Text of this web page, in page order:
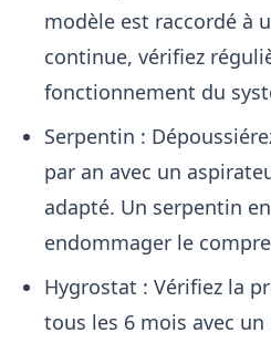
modèle est raccordé à
continue, vérifiez
fonctionnement du
Serpentin :
par an avec un
adapté. Un serpentin
endommager le
Hygrostat : Vérifiez la
tous les 6 mois avec